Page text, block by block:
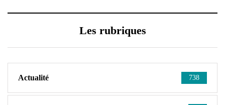
Les rubriques
Actualité 738